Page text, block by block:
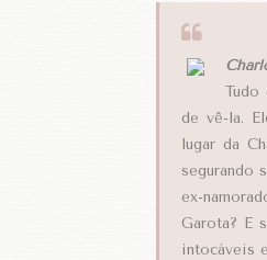
Tudo
de vê-la.
lugar da
segurando
ex-
Garota? E
intocáveis